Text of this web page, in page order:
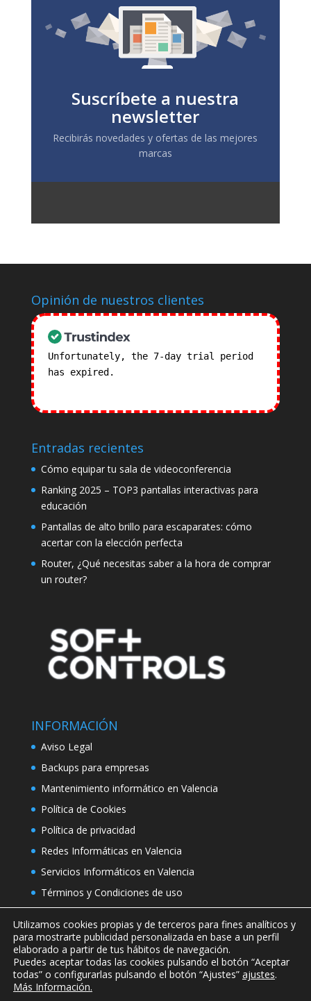
Suscríbete a nuestra
newsletter
Recibirás novedades y ofertas de las mejores
marcas
Opinión de nuestros clientes
Unfortunately, the 7-day trial period
has expired.
Entradas recientes
Cómo equipar tu sala de videoconferencia
Ranking 2025 – TOP3 pantallas interactivas para
educación
Pantallas de alto brillo para escaparates: cómo
acertar con la elección perfecta
Router, ¿Qué necesitas saber a la hora de comprar
un router?
INFORMACIÓN
Aviso Legal
Backups para empresas
Mantenimiento informático en Valencia
Política de Cookies
Política de privacidad
Redes Informáticas en Valencia
Servicios Informáticos en Valencia
Términos y Condiciones de uso
Utilizamos cookies propias y de terceros para fines analíticos y
para mostrarte publicidad personalizada en base a un perfil
elaborado a partir de tus hábitos de navegación.
Puedes aceptar todas las cookies pulsando el botón “Aceptar
todas” o configurarlas pulsando el botón “Ajustes” ajustes.
Más Información.